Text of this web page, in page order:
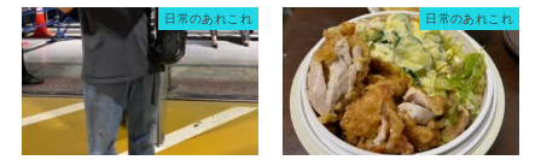
日常のあれこれ 日常のあれこれ